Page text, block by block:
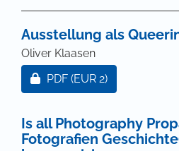
Ausstellung als
Oliver Klaasen
Zugang für Abonnent/
PDF (EUR 2)
Is all Photography
Fotografien